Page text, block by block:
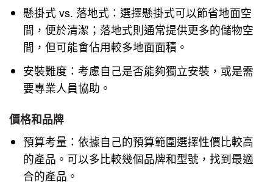
懸掛式 vs. 落地式：選擇懸掛式可以節省地面空
間，便於清潔；落地式則通常提供更多的儲物空
間，但可能會佔用較多地面面積。
安裝難度：考慮自己是否能夠獨立安裝，或是需
要專業人員協助。
價格和品牌
預算考量：依據自己的預算範圍選擇性價比較高
的產品。可以多比較幾個品牌和型號，找到最適
合的產品。